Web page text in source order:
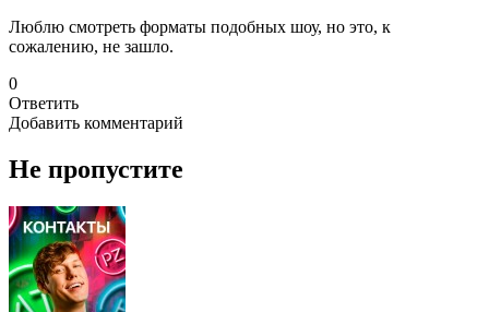
Люблю смотреть форматы подобных шоу, но это, к
сожалению, не зашло.
0
Ответить
Добавить комментарий
Не пропустите